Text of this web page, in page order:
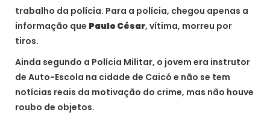
trabalho da polícia. Para a polícia, chegou apenas a
informação que Paulo César, vítima, morreu por
tiros.
Ainda segundo a Polícia Militar, o jovem era instrutor
de Auto-Escola na cidade de Caicó e não se tem
notícias reais da motivação do crime, mas não houve
roubo de objetos.